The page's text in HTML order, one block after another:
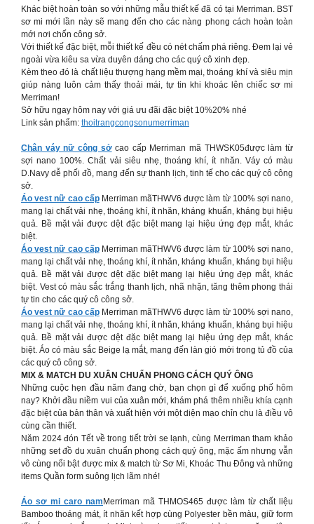
Khác biệt hoàn toàn so với những mẫu thiết kế đã có tại Merriman. BST
sơ mi mới lần này sẽ mang đến cho các nàng phong cách hoàn toàn
mới nơi chốn công sở.
Với thiết kế đặc biệt, mỗi thiết kế đều có nét chấm phá riêng. Đem lại vẻ
ngoài vừa kiêu sa vừa duyên dáng cho các quý cô xinh đẹp.
Kèm theo đó là chất liệu thượng hạng mềm mại, thoáng khí và siêu mịn
giúp nàng luôn cảm thấy thoải mái, tự tin khi khoác lên chiếc sơ mi
Merriman!
Sở hữu ngay hôm nay với giá ưu đãi đặc biệt 10%20% nhé
Link sản phẩm: thoitrangcongsonumerriman
Chân váy nữ công sở cao cấp Merriman mã THWSK05được làm từ
sợi nano 100%. Chất vải siêu nhẹ, thoáng khí, ít nhăn. Váy có màu
D.Navy dễ phối đồ, mang đến sự thanh lịch, tinh tế cho các quý cô công
sở.
Áo vest nữ cao cấpMerriman mãTHWV6 được làm từ 100% sợi nano,
mang lại chất vải nhẹ, thoáng khí, ít nhăn, kháng khuẩn, kháng bụi hiệu
quả. Bề mặt vải được dệt đặc biệt mang lại hiệu ứng đẹp mắt, khác
biệt.
Áo vest nữ cao cấpMerriman mãTHWV6 được làm từ 100% sợi nano,
mang lại chất vải nhẹ, thoáng khí, ít nhăn, kháng khuẩn, kháng bụi hiệu
quả. Bề mặt vải được dệt đặc biệt mang lại hiệu ứng đẹp mắt, khác
biệt. Vest có màu sắc trắng thanh lịch, nhã nhặn, tăng thêm phong thái
tự tin cho các quý cô công sở.
Áo vest nữ cao cấpMerriman mãTHWV6 được làm từ 100% sợi nano,
mang lại chất vải nhẹ, thoáng khí, ít nhăn, kháng khuẩn, kháng bụi hiệu
quả. Bề mặt vải được dệt đặc biệt mang lại hiệu ứng đẹp mắt, khác
biệt. Áo có màu sắc Beige lạ mắt, mang đến làn gió mới trong tủ đồ của
các quý cô công sở.
MIX & MATCH DU XUÂN CHUẨN PHONG CÁCH QUÝ ÔNG
Những cuộc hẹn đầu năm đang chờ, bạn chọn gì để xuống phố hôm
nay? Khởi đầu niềm vui của xuân mới, khám phá thêm nhiều khía cạnh
đặc biệt của bản thân và xuất hiện với một diện mạo chỉn chu là điều vô
cùng cần thiết.
Năm 2024 đón Tết về trong tiết trời se lạnh, cùng Merriman tham khảo
những set đồ du xuân chuẩn phong cách quý ông, mặc ấm nhưng vẫn
vô cùng nổi bật được mix & match từ Sơ Mi, Khoác Thu Đông và những
items Quần form suông lịch lãm nhé!
Áo sơ mi caro nam Merriman mã THMOS465 được làm từ chất liệu
Bamboo thoáng mát, ít nhăn kết hợp cùng Polyester bền màu, giữ form